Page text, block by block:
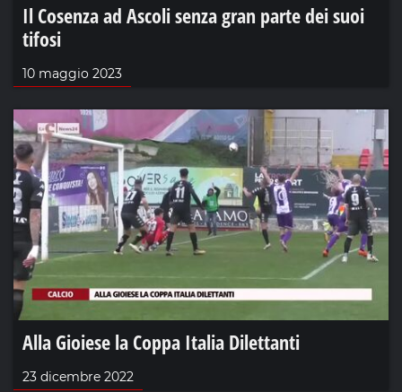
Il Cosenza ad Ascoli senza gran parte dei suoi
tifosi
10 maggio 2023
Alla Gioiese la Coppa Italia Dilettanti
23 dicembre 2022